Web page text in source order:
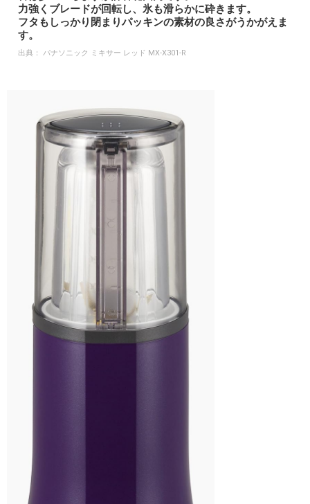
力強くブレードが回転し、氷も滑らかに砕きます。
フタもしっかり閉まりパッキンの素材の良さがうかがえま
す。
出典： パナソニック ミキサー レッド MX-X301-R